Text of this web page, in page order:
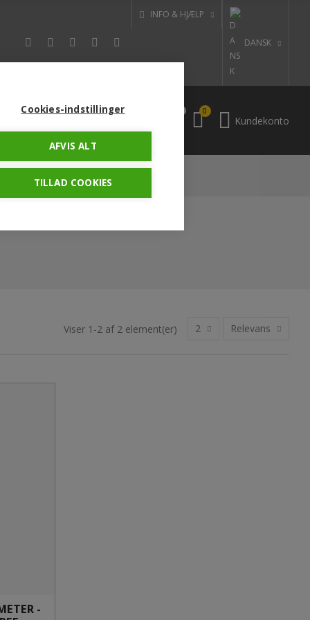
INFO & HJÆLP
DANSK
0
Kundekonto
NU!
Viser 1-2 af 2 element(er) 2 Relevans
-
Cookies-indstillinger
AFVIS ALT
TILLAD COOKIES